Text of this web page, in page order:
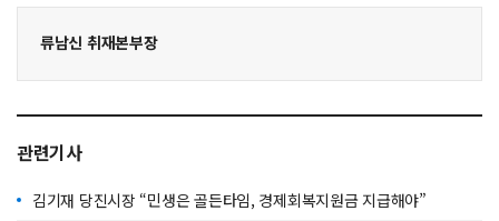
류남신 취재본부장
관련기사
김기재 당진시장 “민생은 골든타임, 경제회복지원금 지급해야”